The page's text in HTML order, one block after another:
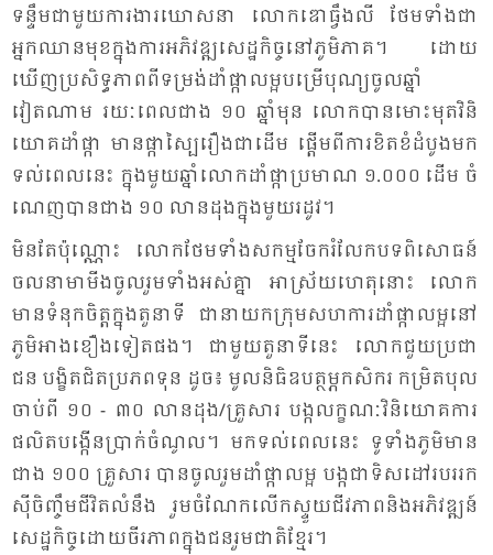
ទន្ទឹម​ជា​មួយ​ការ​ងារ​ឃោស​នា លោក​ឌោ​ធ្វឹង​លី ថែម​ទាំង​ជា​
អ្នក​ឈាន​មុខ​ក្នុង​ការ​អភិ​វឌ្ឍ​សេដ្ឋ​កិច្ច​នៅ​ភូមិ​ភាគ។ ដោយ​
ឃើញ​ប្រ​សិទ្ធ​ភាព​ពី​ទម្រង់​ដាំ​ផ្កា​លម្អ​បម្រើ​បុណ្យ​ចូល​ឆ្នាំ​
វៀតណាម រយៈ​ពេល​ជាង ១០ ឆ្នាំ​មុន លោក​បាន​មោះ​មុត​វិនិ​
យោគ​ដាំ​ផ្កា មាន​ផ្កា​ស្បៃ​រឿង​ជា​ដើម ផ្តើម​ពី​ការ​ខិត​ខំ​ដំ​បូង​មក​
ទល់​ពេល​នេះ ក្នុង​មួយ​ឆ្នាំ​លោក​ដាំ​ផ្កា​ប្រ​មាណ ១.០០០ ដើម ចំ​
ណេញ​បាន​ជាង ១០ លាន​ដុង​ក្នុង​មួយ​រដូវ។
មិន​តែ​ប៉ុណ្ណោះ លោក​ថែម​ទាំង​សកម្ម​ចែក​រំលែក​បទ​ពិ​សោធន៍
ចល​នា​មា​មីង​ចូល​រួម​ទាំង​អស់​គ្នា អា​ស្រ័យ​ហេតុ​នោះ លោក​
មាន​ទំ​នុក​ចិត្ត​ក្នុង​តួនា​ទី ជា​នា​យក​ក្រុម​សហ​ការ​ដាំ​ផ្កា​លម្អ​នៅ​
ភូមិ​អាង​ខឿង​ទៀត​ផង។ ជា​មួយ​តួនា​ទី​នេះ លោក​ជួយ​ប្រ​ជា​
ជន បង្ខិត​ជិត​ប្រ​ភព​ទុន ដូច៖ មូល​និធិ​ឧបត្ថម្ភ​កសិ​ករ កម្រិត​បុល​
ចាប់​ពី ១០ - ៣០ លាន​ដុង​/គ្រួ​សារ បង្ក​លក្ខណៈ​វិនិ​យោគ​ការ​
ផលិត​បង្កើន​ប្រាក់​ចំ​ណូល។ មក​ទល់​ពេល​នេះ ទូ​ទាំង​ភូមិ​មាន​
ជាង ១០០ គ្រួ​សារ បាន​ចូល​រួម​ដាំ​ផ្កា​លម្អ បង្ក​ជា​ទិស​ដៅ​របរ​រក​
ស៊ី​ចិញ្ចឹម​ជី​វិត​លំ​នឹង រួម​ចំ​ណែក​លើក​ស្ទួយ​ជីវ​ភាព​និង​អភិវឌ្ឍន៍​
សេដ្ឋ​កិច្ច​ដោយ​ចីរ​ភាព​ក្នុង​ជន​រួម​ជាតិ​ខ្មែរ។